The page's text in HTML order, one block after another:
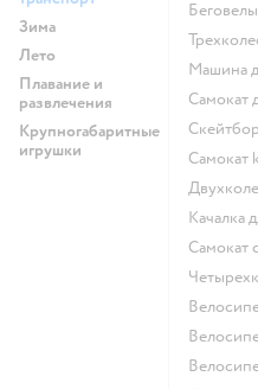
Зима
Лето
Плавание и
развлечения
Крупногабаритные
игрушки
Беговелы
Машина
Самокат
Самокат
Качалка